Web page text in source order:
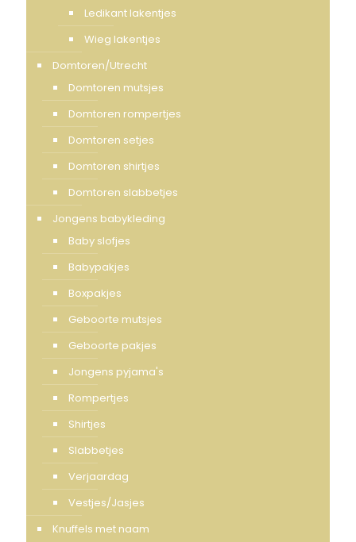
Ledikant lakentjes
Wieg lakentjes
Domtoren/Utrecht
Domtoren mutsjes
Domtoren rompertjes
Domtoren setjes
Domtoren shirtjes
Domtoren slabbetjes
Jongens babykleding
Baby slofjes
Babypakjes
Boxpakjes
Geboorte mutsjes
Geboorte pakjes
Jongens pyjama's
Rompertjes
Shirtjes
Slabbetjes
Verjaardag
Vestjes/Jasjes
Knuffels met naam